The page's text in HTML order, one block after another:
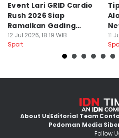
Event Lari GRID Cardio
Rush 2026 Siap
Ramaikan Gading
Serpong
12 Jul 2026, 18:19 WIB
Sport
11
About UsEditorial Team
Pedoman Media
Follow